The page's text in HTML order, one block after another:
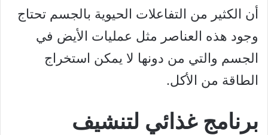
أن الكثير من التفاعلات الحيوية بالجسم تحتاج
وجود هذه العناصر مثل عمليات الأيض في
الجسم والتي من دونها لا يمكن استخراج
الطاقة من الأكل.
برنامج غذائي لتنشيف